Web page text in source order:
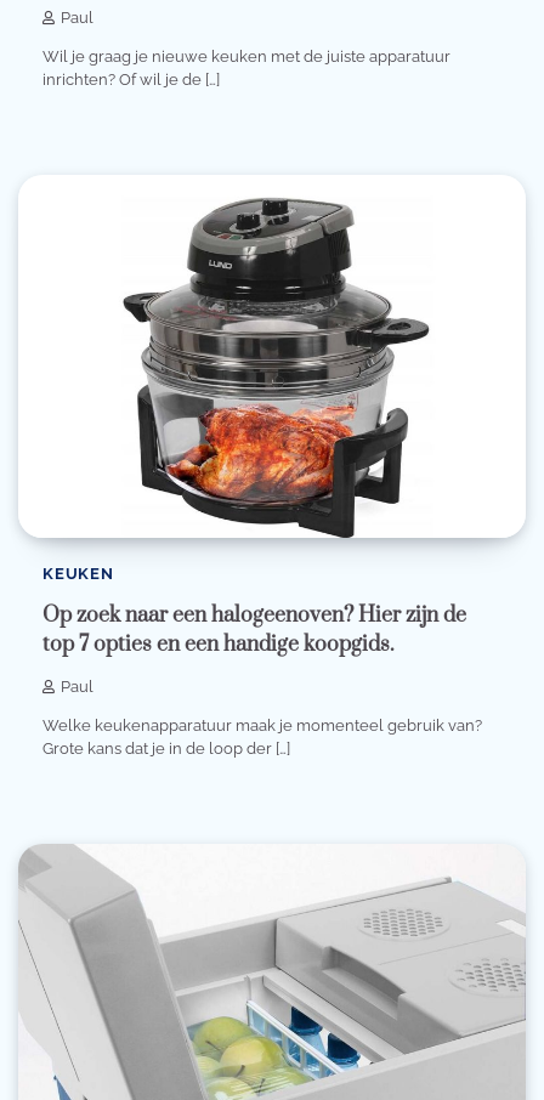
Paul
Wil je graag je nieuwe keuken met de juiste apparatuur
inrichten? Of wil je de […]
KEUKEN
Op zoek naar een halogeenoven? Hier zijn de
top 7 opties en een handige koopgids.
Paul
Welke keukenapparatuur maak je momenteel gebruik van?
Grote kans dat je in de loop der […]